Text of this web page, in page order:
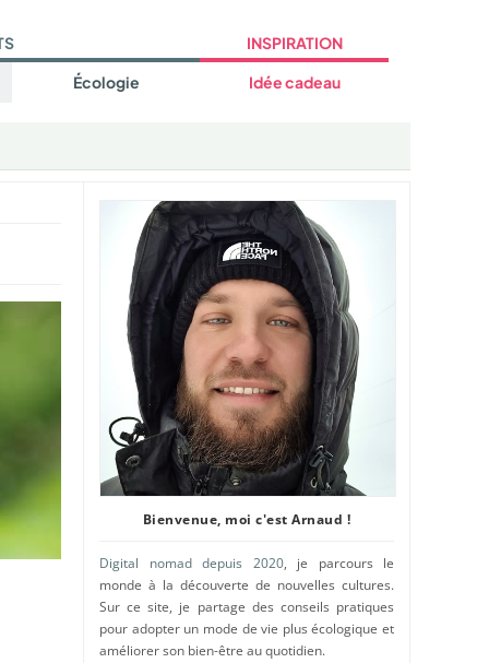
Écologie
INSPIRATION
Idée cadeau
Bienvenue, moi c'est Arnaud !
Digital nomad depuis 2020, je parcours le
monde à la découverte de nouvelles cultures.
Sur ce site, je partage des conseils pratiques
pour adopter un mode de vie plus écologique et
améliorer son bien-être au quotidien.